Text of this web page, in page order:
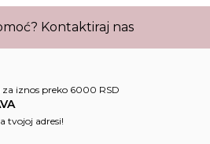
Kontaktiraj nas
iznos preko 6000 RSD
tvojoj adresi!